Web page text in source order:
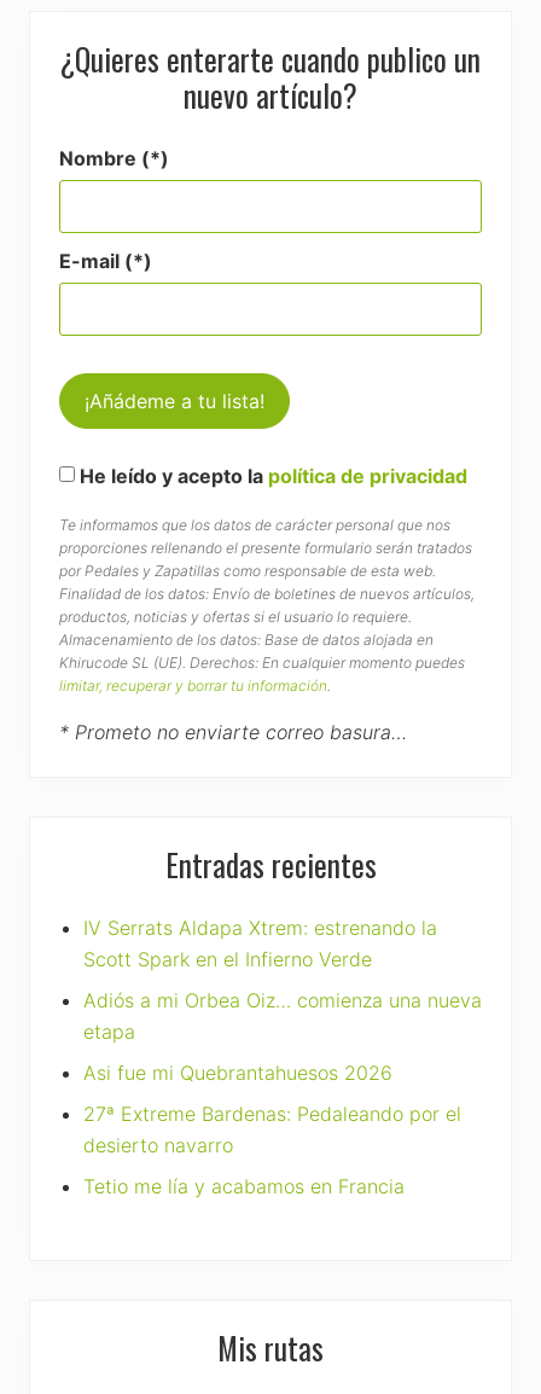
¿Quieres enterarte cuando publico un
nuevo artículo?
Nombre (*)
E-mail (*)
He leído y acepto la política de privacidad
Te informamos que los datos de carácter personal que nos
proporciones rellenando el presente formulario serán tratados
por Pedales y Zapatillas como responsable de esta web.
Finalidad de los datos: Envío de boletines de nuevos artículos,
productos, noticias y ofertas si el usuario lo requiere.
Almacenamiento de los datos: Base de datos alojada en
Khirucode SL (UE). Derechos: En cualquier momento puedes
limitar, recuperar y borrar tu información.
* Prometo no enviarte correo basura…
Entradas recientes
IV Serrats Aldapa Xtrem: estrenando la
Scott Spark en el Infierno Verde
Adiós a mi Orbea Oiz… comienza una nueva
etapa
Asi fue mi Quebrantahuesos 2026
27ª Extreme Bardenas: Pedaleando por el
desierto navarro
Tetio me lía y acabamos en Francia
Mis rutas